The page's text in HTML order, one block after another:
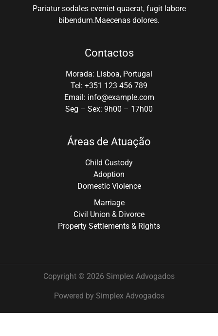
Pariatur sodales eveniet quaerat, fugit labore
bibendum.Maecenas dolores.
Contactos
Morada: Lisboa, Portugal
Tel: +351 123 456 789
Email: info@example.com
Seg – Sex: 9h00 – 17h00
Áreas de Atuação
Child Custody
Adoption
Domestic Violence
Marriage
Civil Union & Divorce
Property Settlements & Rights
Copyright © 2026 Simplex Advogados
Powered by Simplex Advogados